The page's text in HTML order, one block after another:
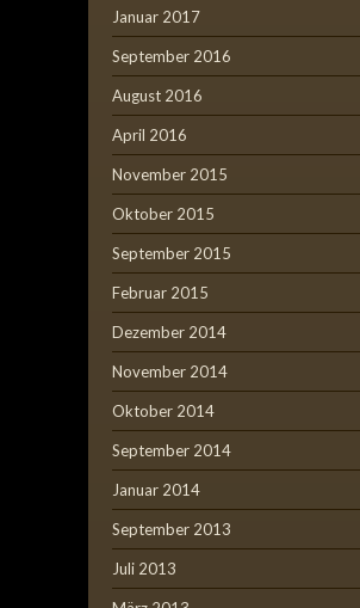
Januar 2017
September 2016
August 2016
April 2016
November 2015
Oktober 2015
September 2015
Februar 2015
Dezember 2014
November 2014
Oktober 2014
September 2014
Januar 2014
September 2013
Juli 2013